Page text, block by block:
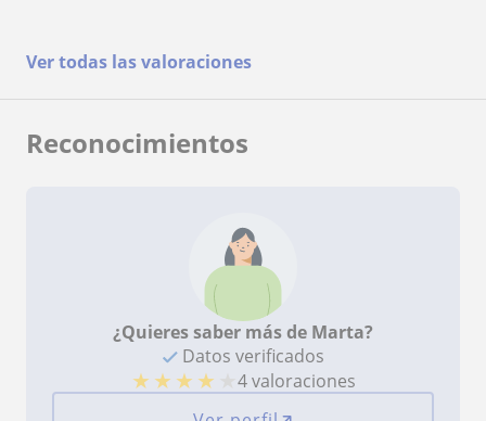
Ver todas las valoraciones
Reconocimientos
¿Quieres saber más de Marta?
Datos verificados
★ ★ ★ ★
4 valoraciones